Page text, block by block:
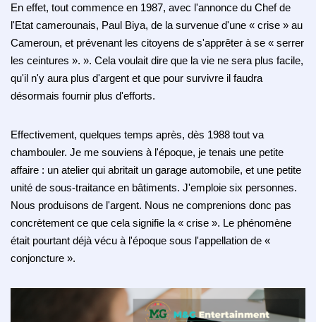
En effet, tout commence en 1987, avec l'annonce du Chef de
l'Etat camerounais, Paul Biya, de la survenue d'une « crise » au
Cameroun, et prévenant les citoyens de s'apprêter à se « serrer
les ceintures ». ». Cela voulait dire que la vie ne sera plus facile,
qu'il n'y aura plus d'argent et que pour survivre il faudra
désormais fournir plus d'efforts.
Effectivement, quelques temps après, dès 1988 tout va
chambouler. Je me souviens à l'époque, je tenais une petite
affaire : un atelier qui abritait un garage automobile, et une petite
unité de sous-traitance en bâtiments. J'emploie six personnes.
Nous produisons de l'argent. Nous ne comprenions donc pas
concrètement ce que cela signifie la « crise ». Le phénomène
était pourtant déjà vécu à l'époque sous l'appellation de «
conjoncture ».